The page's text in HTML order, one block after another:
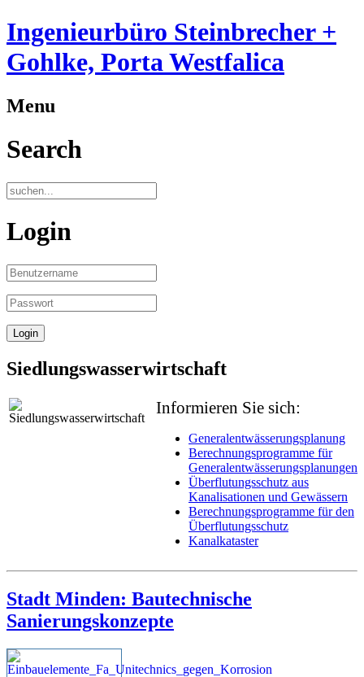
Ingenieurbüro Steinbrecher +
Gohlke, Porta Westfalica
Menu
Search
Login
Siedlungswasserwirtschaft
Informieren Sie sich:
Generalentwässerungsplanung
Berechnungsprogramme für
Generalentwässerungsplanungen
Überflutungsschutz aus
Kanalisationen und Gewässern
Berechnungsprogramme für den
Überflutungsschutz
Kanalkataster
Stadt Minden: Bautechnische
Sanierungskonzepte